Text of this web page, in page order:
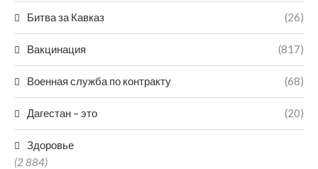
Битва за Кавказ (26)
Вакцинация (817)
Военная служба по контракту (68)
Дагестан – это (20)
Здоровье
(2 884)